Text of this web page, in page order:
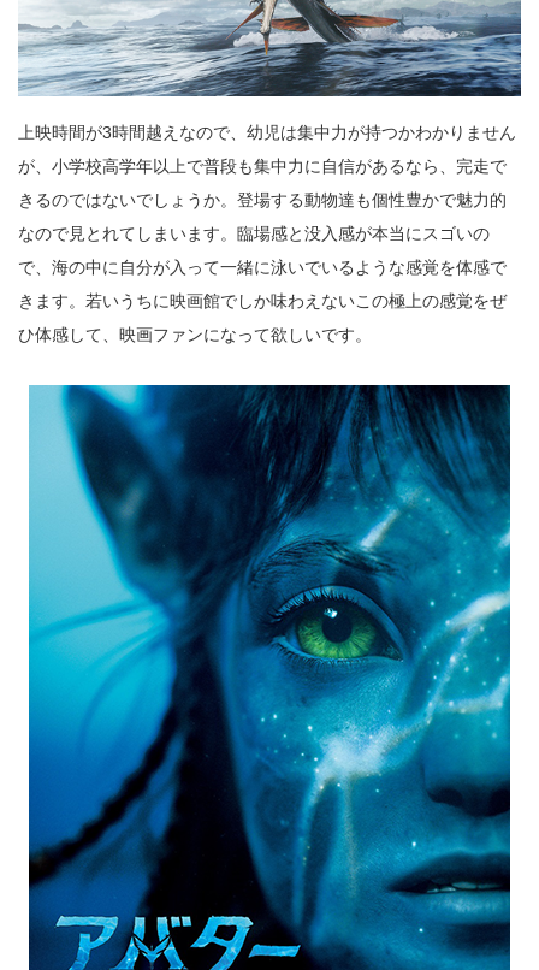
上映時間が3時間越えなので、幼児は集中力が持つかわかりません
が、小学校高学年以上で普段も集中力に自信があるなら、完走で
きるのではないでしょうか。登場する動物達も個性豊かで魅力的
なので見とれてしまいます。臨場感と没入感が本当にスゴいの
で、海の中に自分が入って一緒に泳いでいるような感覚を体感で
きます。若いうちに映画館でしか味わえないこの極上の感覚をぜ
ひ体感して、映画ファンになって欲しいです。